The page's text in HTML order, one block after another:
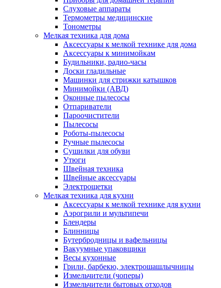
Слуховые аппараты
Термометры медицинские
Тонометры
Мелкая техника для дома
Аксессуары к мелкой технике для дома
Аксессуары к минимойкам
Будильники, радио-часы
Доски гладильные
Машинки для стрижки катышков
Минимойки (АВД)
Оконные пылесосы
Отпариватели
Пароочистители
Пылесосы
Роботы-пылесосы
Ручные пылесосы
Сушилки для обуви
Утюги
Швейная техника
Швейные аксессуары
Электрощетки
Мелкая техника для кухни
Аксессуары к мелкой технике для кухни
Аэрогрили и мультипечи
Блендеры
Блинницы
Бутербродницы и вафельницы
Вакуумные упаковщики
Весы кухонные
Грили, барбекю, электрошашлычницы
Измельчители (чоперы)
Измельчители бытовых отходов